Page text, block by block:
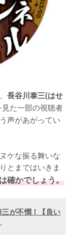
長谷川泰三(はせ
た一部の視聴者
声があがってい
ケな振る舞いな
とまではいきま
確かでしょう。
三が不憫！【良い